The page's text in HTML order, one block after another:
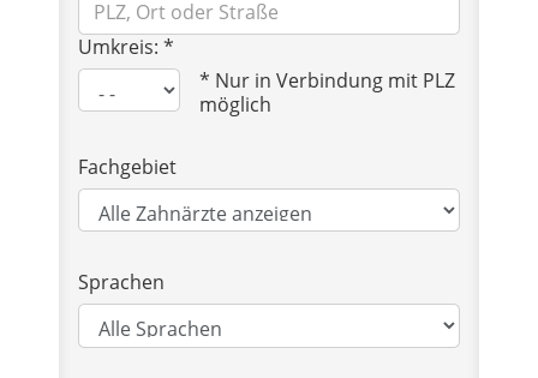
Umkreis: *
* Nur in Verbindung mit PLZ
möglich
Fachgebiet
Sprachen